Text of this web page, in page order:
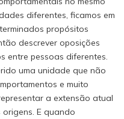
diferentes, ficamos em
propósitos
descrever oposições
entre pessoas diferentes.
uma unidade que não
e muito
a extensão atual
E quando